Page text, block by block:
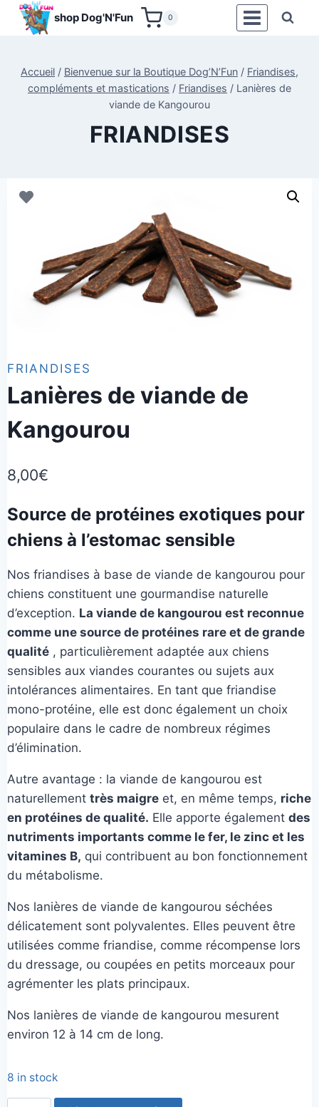
Aller
shop Dog'N'Fun 0
Accueil / Bienvenue sur la Boutique Dog’N’Fun / Friandises,
compléments et mastications / Friandises / Lanières de
viande de Kangourou
FRIANDISES
FRIANDISES
Lanières de viande de
Kangourou
8,00€
Source de protéines exotiques pour
chiens à l’estomac sensible
Nos friandises à base de viande de kangourou pour
chiens constituent une gourmandise naturelle
d’exception. La viande de kangourou est reconnue
comme une source de protéines rare et de grande
qualité , particulièrement adaptée aux chiens
sensibles aux viandes courantes ou sujets aux
intolérances alimentaires. En tant que friandise
mono-protéine, elle est donc également un choix
populaire dans le cadre de nombreux régimes
d’élimination.
Autre avantage : la viande de kangourou est
naturellementtrès maigre et, en même temps, riche
en protéines de qualité. Elle apporte égalementdes
nutriments importants comme le fer, le zinc et les
vitamines B, qui contribuent au bon fonctionnement
du métabolisme.
Nos lanières de viande de kangourou séchées
délicatement sont polyvalentes. Elles peuvent être
utilisées comme friandise, comme récompense lors
du dressage, ou coupées en petits morceaux pour
agrémenter les plats principaux.
Nos lanières de viande de kangourou mesurent
environ 12 à 14 cm de long.
8 in stock